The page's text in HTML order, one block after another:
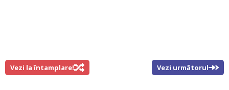
Vezi la întamplare! Vezi următorul